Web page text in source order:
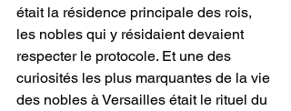
était la résidence principale des rois,
les nobles qui y résidaient devaient
respecter le protocole. Et une des
curiosités les plus marquantes de la vie
des nobles à Versailles était le rituel du